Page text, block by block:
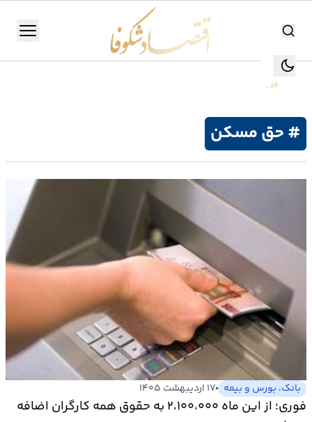
جستجو
منو
تولید
انرژی
بانک،
بورس
و
بیمه
اقتصاد
جهان
بازار
# حق مسکن
بانک، بورس و بیمه ۱۷ اردیبهشت ۱۴۰۵
فوری؛ از این ماه ۲،۱۰۰،۰۰۰ به حقوق همه کارگران اضافه